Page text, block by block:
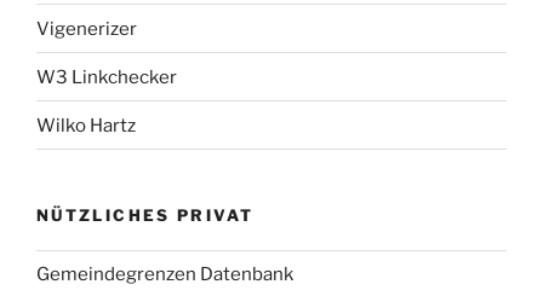
Vigenerizer
W3 Linkchecker
Wilko Hartz
NÜTZLICHES PRIVAT
Gemeindegrenzen Datenbank